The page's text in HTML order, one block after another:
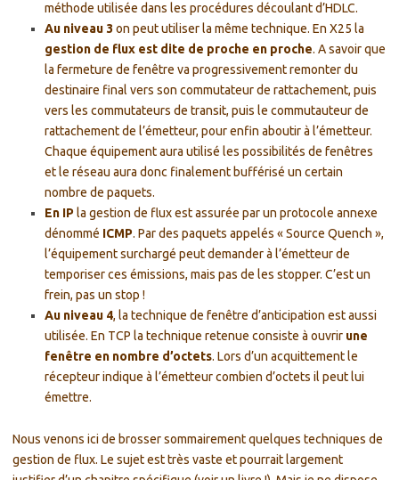
méthode utilisée dans les procédures découlant d’HDLC.
Au niveau 3 on peut utiliser la même technique. En X25 la
gestion de flux est dite de proche en proche. A savoir que
la fermeture de fenêtre va progressivement remonter du
destinaire final vers son commutateur de rattachement, puis
vers les commutateurs de transit, puis le commutauteur de
rattachement de l’émetteur, pour enfin aboutir à l’émetteur.
Chaque équipement aura utilisé les possibilités de fenêtres
et le réseau aura donc finalement bufférisé un certain
nombre de paquets.
En IPla gestion de flux est assurée par un protocole annexe
dénommé ICMP. Par des paquets appelés « Source Quench »,
l’équipement surchargé peut demander à l’émetteur de
temporiser ces émissions, mais pas de les stopper. C’est un
frein, pas un stop !
Au niveau 4, la technique de fenêtre d’anticipation est aussi
utilisée. En TCP la technique retenue consiste à ouvrir une
fenêtre en nombre d’octets. Lors d’un acquittement le
récepteur indique à l’émetteur combien d’octets il peut lui
émettre.
Nous venons ici de brosser sommairement quelques techniques de
gestion de flux. Le sujet est très vaste et pourrait largement